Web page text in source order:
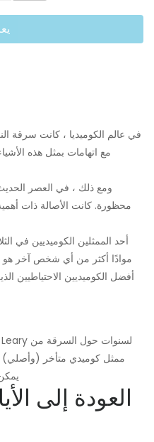
في عالم الكوميديا ​​، كانت سرقة
مع اتهامات بمثل هذه
ومع ذلك ، في العصر
محظورة. كانت الأصالة ذات
أحد الممثلين الكوميديين في
موادًا أكثر من أي شخص آخر هو
أفضل الكوميديين الاحتياطيين
ممثل كوميدي متأخر (وأصلي)
العودة إلى